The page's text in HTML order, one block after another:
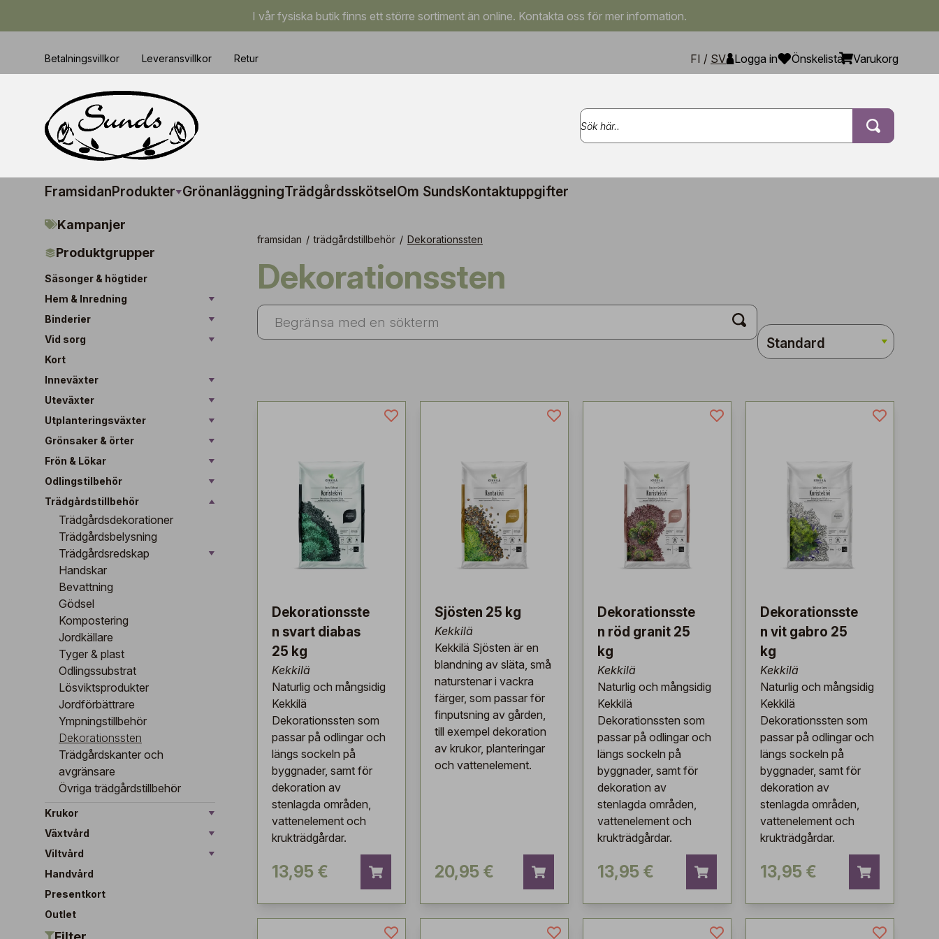
I vår fysiska butik finns ett större sortiment än online. Kontakta oss för mer information.
Betalningsvillkor Leveransvillkor Retur FI / SV Logga in Önskelista Varukorg
FramsidanProdukter GrönanläggningTrädgårdsskötsel Om SundsKontaktuppgifter
Kampanjer
Produktgrupper
Säsonger & högtider
Hem & Inredning
Binderier
Vid sorg
Kort
Inneväxter
Uteväxter
Utplanteringsväxter
Grönsaker & örter
Frön & Lökar
Odlingstilbehör
Trädgårdstillbehör
Trädgårdsdekorationer
Trädgårdsbelysning
Trädgårdsredskap
Handskar
Bevattning
Gödsel
Kompostering
Jordkällare
Tyger & plast
Odlingssubstrat
Lösviktsprodukter
Jordförbättrare
Ympningstillbehör
Dekorationssten
Trädgårdskanter och
avgränsare
Övriga trädgårdstillbehör
Krukor
Växtvård
Viltvård
Handvård
Presentkort
Outlet
framsidan / trädgårdstillbehör / Dekorationssten
Dekorationssten
Dekorationsste
n svart diabas
25 kg
Kekkilä
Naturlig och mångsidig
Kekkilä
Dekorationssten som
passar på odlingar och
längs sockeln på
byggnader, samt för
dekoration av
stenlagda områden,
vattenelement och
krukträdgårdar.
13,95 €
Sjösten 25 kg
Kekkilä
Kekkilä Sjösten är en
blandning av släta, små
naturstenar i vackra
färger, som passar för
finputsning av gården,
till exempel dekoration
av krukor, planteringar
och vattenelement.
20,95 €
Dekorationsste
n röd granit 25
kg
Kekkilä
Naturlig och mångsidig
Kekkilä
Dekorationssten som
passar på odlingar och
längs sockeln på
byggnader, samt för
dekoration av
stenlagda områden,
vattenelement och
krukträdgårdar.
13,95 €
Dekorationsste
n vit gabro 25
kg
Kekkilä
Naturlig och mångsidig
Kekkilä
Dekorationssten som
passar på odlingar och
längs sockeln på
byggnader, samt för
dekoration av
stenlagda områden,
vattenelement och
krukträdgårdar.
13,95 €